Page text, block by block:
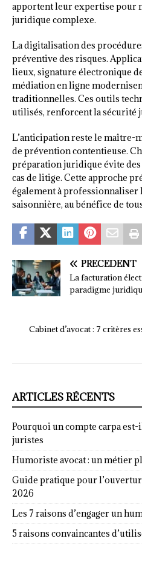
apportent leur expertise pour
juridique complexe.
La digitalisation des
préventive des risques.
lieux, signature électronique
médiation en ligne
traditionnelles. Ces outils
utilisés, renforcent la sécurité
L’anticipation reste le maître-
de prévention contentieuse.
préparation juridique évite
cas de litige. Cette approche
également à professionnaliser
saisonnière, au bénéfice de
PRÉCÉDENT
La facturation
paradigme
Cabinet d’avocat : 7 critères
ARTICLES RÉCENTS
Pourquoi un compte carpa
juristes
Humoriste avocat : un métier
Guide pratique pour
2026
Les 7 raisons d’engager un
5 raisons convaincantes